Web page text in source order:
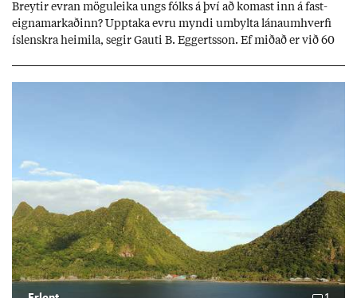
Breyt­ir evr­an mögu­leika ungs fólks á því að kom­ast inn á fast­
eigna­mark­að­inn? Upp­taka evru myndi um­bylta lánaum­hverfi
ís­lenskra heim­ila, seg­ir Gauti B. Eggerts­son. Ef mið­að er við 60